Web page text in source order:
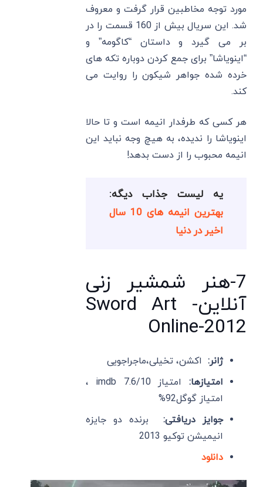
مورد توجه مخاطبین قرار گرفت و معروف
شد. این سریال بیش از 160 قسمت را در
بر می گیرد و داستان “کاگومه” و
“اینویاشا” برای جمع کردن دوباره تکه های
خرده شده جواهر شیکون را روایت می
کند.
هر کسی که طرفدار انیمه است و تا حالا
اینویاشا را ندیده، به هیچ وجه نباید این
انیمه محبوب را از دست بدهد!
یه لیست جذاب دیگه:
بهترین انیمه های 10 سال
اخیر در دنیا
7-هنر شمشیر زنی
آنلاین- Sword Art
Online-2012
ژانر: اکشن، تخیلی،ماجراجویی
امتیازها:
امتیاز imdb 7.6/10 ،
امتیاز گوگل92%
جوایز دریافتی: برنده دو جایزه
انیمیشن توکیو 2013
دانلود